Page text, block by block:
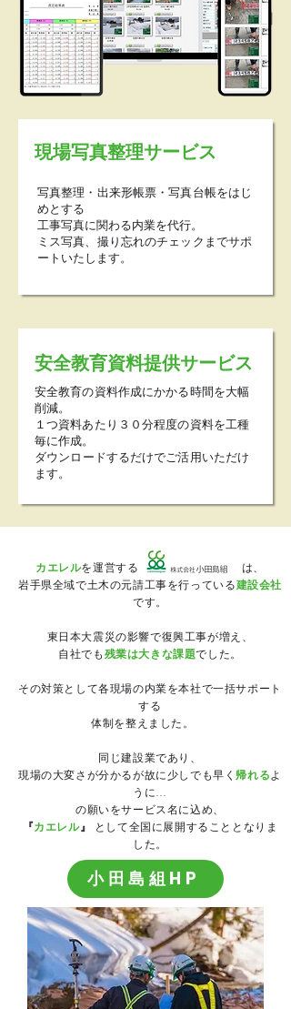
現場写真整理サービス
写真整理・出来形帳票・写真台帳をはじ
めとする
工事写真に関わる内業を代行。
ミス写真、撮り忘れのチェックまでサポ
ートいたします。
安全教育資料提供サービス
安全教育の資料作成にかかる時間を大幅
削減。
１つ資料あたり３０分程度の資料を工種
毎に作成。
​ダウンロードするだけでご活用いただけ
ます。
カエレルを運営する は、
岩手県全域で土木の元請工事を行っている建設会社
です。
東日本大震災の影響で復興工事が増え、
自社でも 残業は大きな課題でした。
その対策として各現場の内業を本社で一括サポート
する
体制を整えました。
同じ建設業であり、
現場の大変さが分かるが故に少しでも早く 帰れるよ
うに…
の願いをサービス名に込め、
『カエレル』
として全国に展開することとなりま
した。
小田島組HP